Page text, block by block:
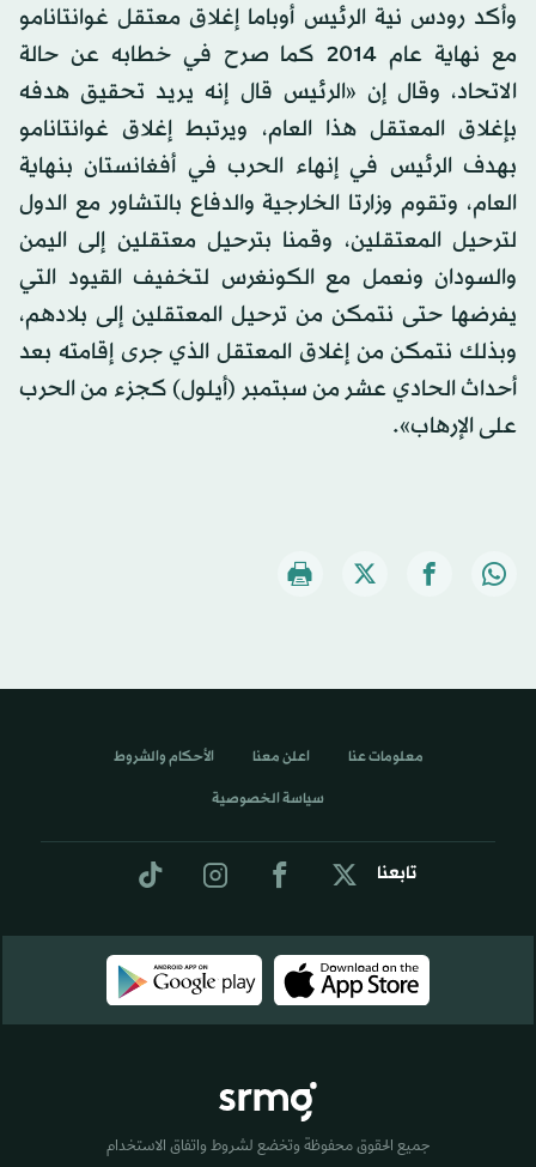
وأكد رودس نية الرئيس أوباما إغلاق معتقل غوانتانامو
مع نهاية عام 2014 كما صرح في خطابه عن حالة
الاتحاد، وقال إن «الرئيس قال إنه يريد تحقيق هدفه
بإغلاق المعتقل هذا العام، ويرتبط إغلاق غوانتانامو
بهدف الرئيس في إنهاء الحرب في أفغانستان بنهاية
العام، وتقوم وزارتا الخارجية والدفاع بالتشاور مع الدول
لترحيل المعتقلين، وقمنا بترحيل معتقلين إلى اليمن
والسودان ونعمل مع الكونغرس لتخفيف القيود التي
يفرضها حتى نتمكن من ترحيل المعتقلين إلى بلادهم،
وبذلك نتمكن من إغلاق المعتقل الذي جرى إقامته بعد
أحداث الحادي عشر من سبتمبر (أيلول) كجزء من الحرب
على الإرهاب».
تابعنا
معلومات عنا اعلن معنا الأحكام والشروط
سياسة الخصوصية
جميع الحقوق محفوظة وتخضع لشروط واتفاق الاستخدام